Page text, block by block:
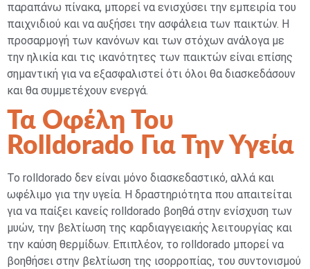
παραπάνω πίνακα, μπορεί να ενισχύσει την εμπειρία του
παιχνιδιού και να αυξήσει την ασφάλεια των παικτών. Η
προσαρμογή των κανόνων και των στόχων ανάλογα με
την ηλικία και τις ικανότητες των παικτών είναι επίσης
σημαντική για να εξασφαλιστεί ότι όλοι θα διασκεδάσουν
και θα συμμετέχουν ενεργά.
Τα Οφέλη Του
Rolldorado Για Την Υγεία
Το rolldorado δεν είναι μόνο διασκεδαστικό, αλλά και
ωφέλιμο για την υγεία. Η δραστηριότητα που απαιτείται
για να παίξει κανείς rolldorado βοηθά στην ενίσχυση των
μυών, την βελτίωση της καρδιαγγειακής λειτουργίας και
την καύση θερμίδων. Επιπλέον, το rolldorado μπορεί να
βοηθήσει στην βελτίωση της ισορροπίας, του συντονισμού